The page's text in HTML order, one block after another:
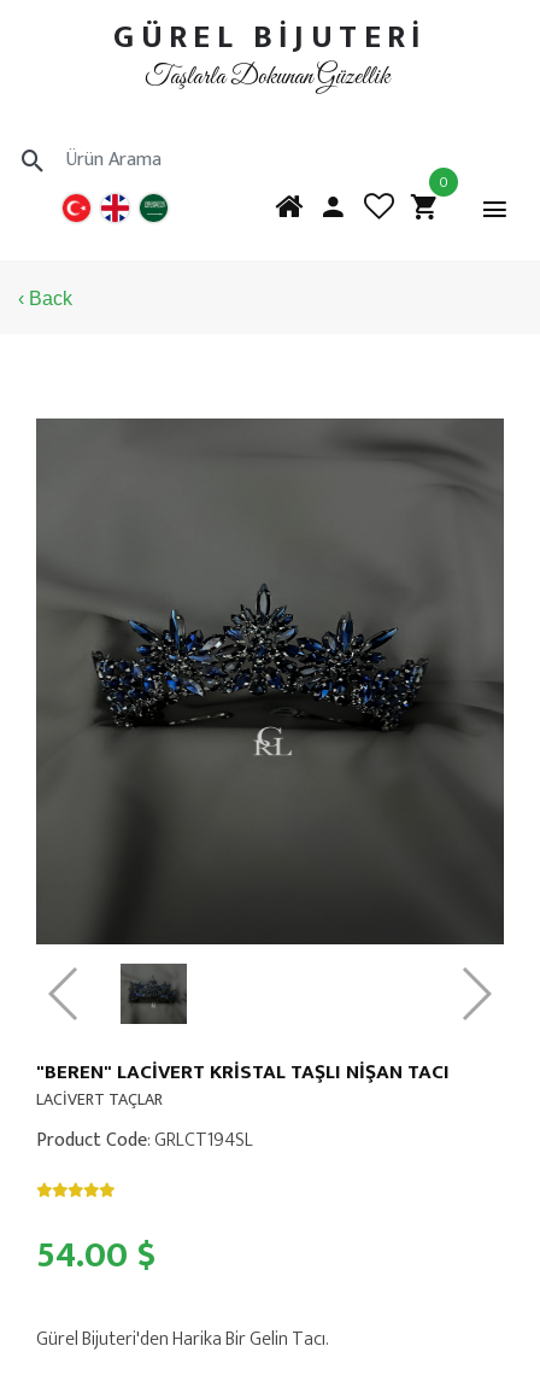
GÜREL BİJUTERİ
Taşlarla Dokunan Güzellik
0
‹ Back
"BEREN" LACİVERT KRİSTAL TAŞLI NİŞAN TACI
LACİVERT TAÇLAR
Product Code: GRLCT194SL
54.00 $
Gürel Bijuteri'den Harika Bir Gelin Tacı.